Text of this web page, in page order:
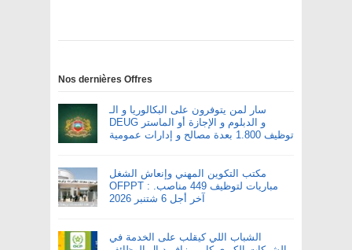
Nos dernières Offres
سار لمن يتوفرون على البكالوريا و الـ
DEUG و الدبلوم و الإجازة أو الماستر
توظيف 1.800 بعدة مصالح و إدارات عمومية
مكتب التكوين المهني وإنعاش الشغل
OFPPT : مباريات لتوظيف 449 مناصب.
آخر أجل 6 شتنبر 2026
الشباب اللي كيقلب على الخدمة في